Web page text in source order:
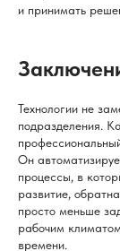
и принимать
Технологии не
подразделения.
Он
процессы, в
развитие,
просто меньше
рабочим
времени.